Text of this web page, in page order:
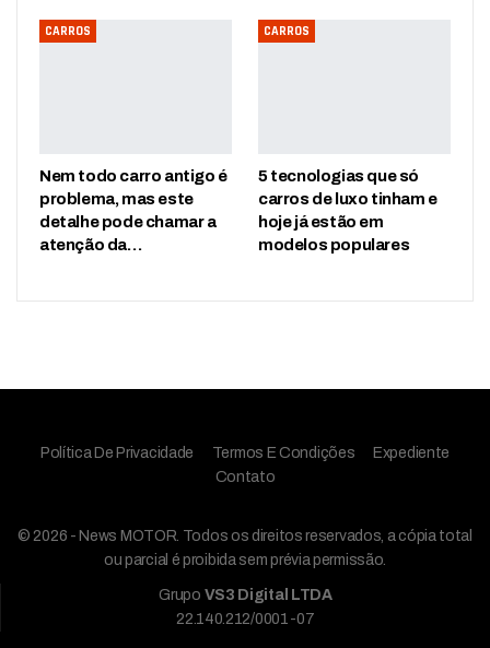
CARROS
Nem todo carro antigo é
problema, mas este
detalhe pode chamar a
atenção da…
CARROS
5 tecnologias que só
carros de luxo tinham e
hoje já estão em
modelos populares
Política De Privacidade Termos E Condições
Expediente
Contato
© 2026 - News MOTOR. Todos os direitos reservados, a cópia total
ou parcial é proibida sem prévia permissão.
Grupo VS3 Digital LTDA
22.140.212/0001-07